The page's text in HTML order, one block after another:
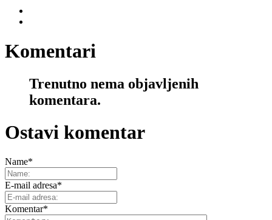
Komentari
Trenutno nema objavljenih
komentara.
Ostavi komentar
Name*
E-mail adresa*
Komentar*